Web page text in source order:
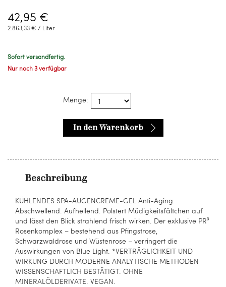
42,95 €
2.863,33 € / Liter
Sofort versandfertig.
Nur noch 3 verfügbar
Menge:
In den Warenkorb
Beschreibung
KÜHLENDES SPA-AUGENCREME-GEL Anti-Aging.
Abschwellend. Aufhellend. Polstert Müdigkeitsfältchen auf
und lässt den Blick strahlend frisch wirken. Der exklusive PR³
Rosenkomplex – bestehend aus Pfingstrose,
Schwarzwaldrose und Wüstenrose – verringert die
Auswirkungen von Blue Light. *VERTRÄGLICHKEIT UND
WIRKUNG DURCH MODERNE ANALYTISCHE METHODEN
WISSENSCHAFTLICH BESTÄTIGT. OHNE
MINERALÖLDERIVATE. VEGAN.